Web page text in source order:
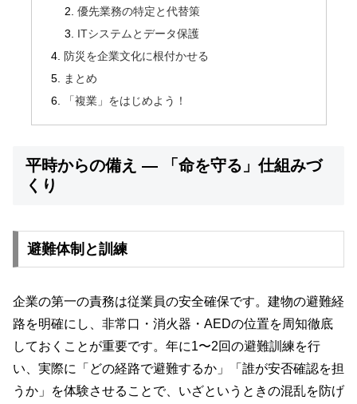
優先業務の特定と代替策
ITシステムとデータ保護
防災を企業文化に根付かせる
まとめ
「複業」をはじめよう！
平時からの備え ― 「命を守る」仕組みづ
くり
避難体制と訓練
企業の第一の責務は従業員の安全確保です。建物の避難経
路を明確にし、非常口・消火器・AEDの位置を周知徹底
しておくことが重要です。年に1〜2回の避難訓練を行
い、実際に「どの経路で避難するか」「誰が安否確認を担
うか」を体験させることで、いざというときの混乱を防げ